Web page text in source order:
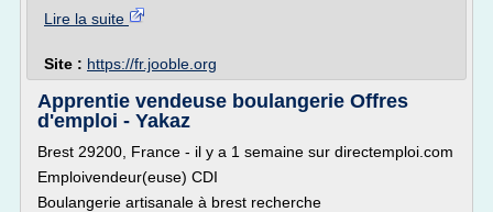
Lire la suite
Site : https://fr.jooble.org
Apprentie vendeuse boulangerie Offres
d'emploi - Yakaz
Brest 29200, France - il y a 1 semaine sur directemploi.com
Emploivendeur(euse) CDI
Boulangerie artisanale à brest recherche